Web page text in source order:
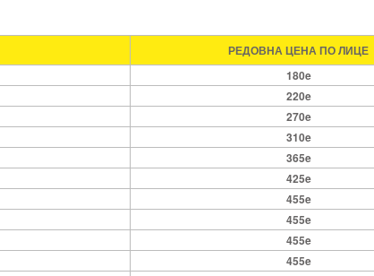
РЕДОВНА ЦЕНА ПО ЛИЦЕ
180e
220e
270e
310e
365e
425e
455e
455e
455e
455e